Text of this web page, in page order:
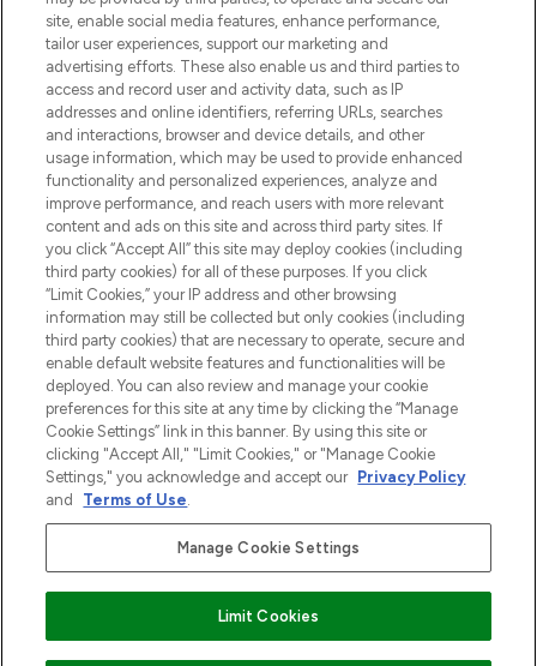
Bądź pierwszą osobą, która dowie się o
najnowszych produktach, od niszowych i
uznanych marek, sezonowych trendach i
otrzyma ekskluzywne artykuły redakcyjne
z Sunday Supplement.
Zgoda na pliki cookie
Do Not Sell or Share My Personal
Information
POMOC & INFORMACJE
WAŻNE INFORMACJE
O LOOKFANTASTIC
Płać bezpiecznie za pomocą
site, enable social media features, enhance performance,
tailor user experiences, support our marketing and
advertising efforts. These also enable us and third parties to
access and record user and activity data, such as IP
addresses and online identifiers, referring URLs, searches
and interactions, browser and device details, and other
usage information, which may be used to provide enhanced
functionality and personalized experiences, analyze and
improve performance, and reach users with more relevant
content and ads on this site and across third party sites. If
you click “Accept All” this site may deploy cookies (including
third party cookies) for all of these purposes. If you click
“Limit Cookies,” your IP address and other browsing
information may still be collected but only cookies (including
third party cookies) that are necessary to operate, secure and
enable default website features and functionalities will be
deployed. You can also review and manage your cookie
preferences for this site at any time by clicking the “Manage
Cookie Settings” link in this banner. By using this site or
clicking "Accept All," "Limit Cookies," or "Manage Cookie
Settings," you acknowledge and accept our Privacy Policy
and
Terms of Use.
Manage Cookie Settings
Limit Cookies